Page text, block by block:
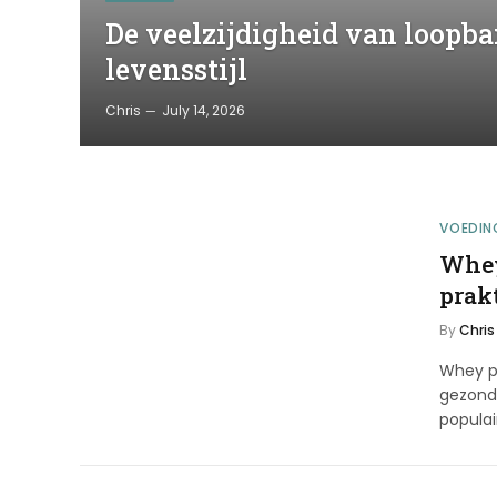
De veelzijdigheid van
levensstijl
Chris July 14, 2026
By Chris
Whey